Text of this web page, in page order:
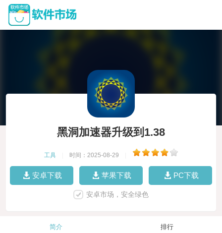
黑洞加速器升级到1.38
工具 时间：2025-08-29
安卓下载 苹果下载 PC下载
安卓市场，安全绿色
简介 排行